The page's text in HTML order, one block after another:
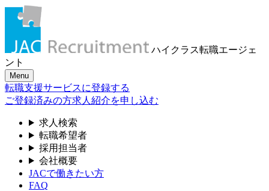
ハイクラス転職エージェ
ント
Menu
転職支援サービスに登録する
ご登録済みの方求人紹介を申し込む
求人検索
転職希望者
採用担当者
会社概要
JACで働きたい方
FAQ